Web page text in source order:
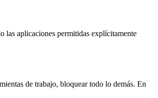
las aplicaciones permitidas explícitamente
de trabajo, bloquear todo lo demás. En